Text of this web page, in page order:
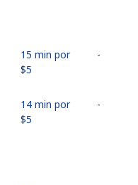
15 min por
⁦$5⁩
-
14 min por
⁦$5⁩
-